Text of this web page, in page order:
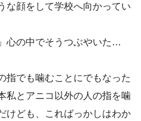
な顔をして学校へ向かってい
心の中でそうつぶやいた…
指でも噛むことにでもなった
私とアニコ以外の人の指を噛
けども、こればっかしはわか